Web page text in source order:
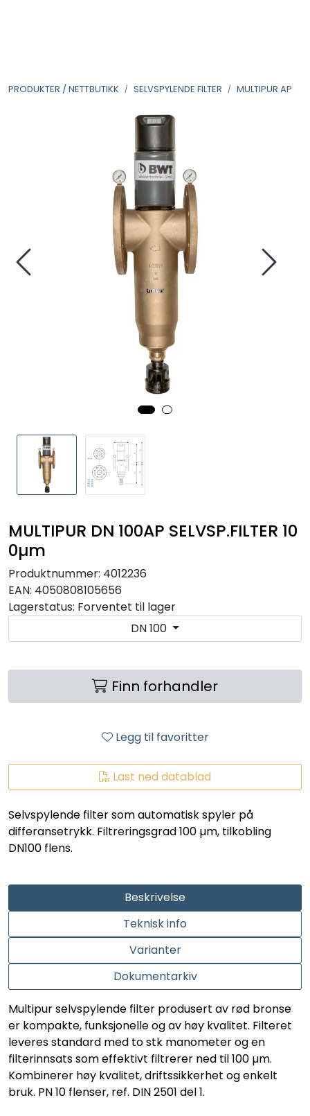
PRODUKTER / NETTBUTIKK SELVSPYLENDE FILTER MULTIPUR AP
MULTIPUR DN 100AP SELVSP.FILTER 10
0µm
Produktnummer: 4012236
EAN: 4050808105656
Lagerstatus: Forventet til lager
DN 100
Finn forhandler
Legg til favoritter
Last ned datablad
Selvspylende filter som automatisk spyler på
differansetrykk. Filtreringsgrad 100 µm, tilkobling
DN100 flens.
Beskrivelse
Teknisk info
Varianter
Dokumentarkiv
Multipur selvspylende filter produsert av rød bronse
er kompakte, funksjonelle og av høy kvalitet. Filteret
leveres standard med to stk manometer og en
filterinnsats som effektivt filtrerer ned til 100 µm.
Kombinerer høy kvalitet, driftssikkerhet og enkelt
bruk. PN 10 flenser, ref. DIN 2501 del 1.
FILTERHUS
SELVSPYLENDE FILTER
VANNRENSESYSTEM
HUS OG HYTTE
ANALYSEVERKTØY
FILTERMEDIA
VARMEANLEGG
DIFFUSOR
STATISKE MIKSERE
Aktuelt